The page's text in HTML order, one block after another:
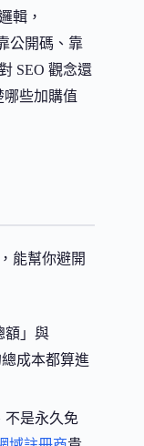
輯，
公開碼、靠
SEO 觀念還
哪些加購值
能幫你避開
額」與
總成本都算進
不是永久免